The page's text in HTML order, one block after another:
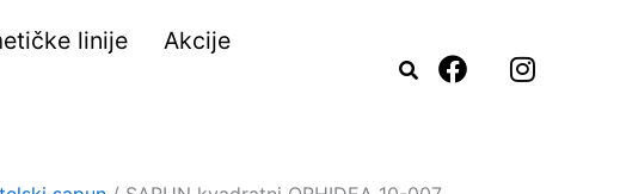
linije Akcije
F
a
I
n